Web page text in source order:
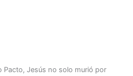
Pacto, Jesús no solo murió por